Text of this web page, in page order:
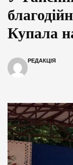
Купала
РЕДАКЦІЯ